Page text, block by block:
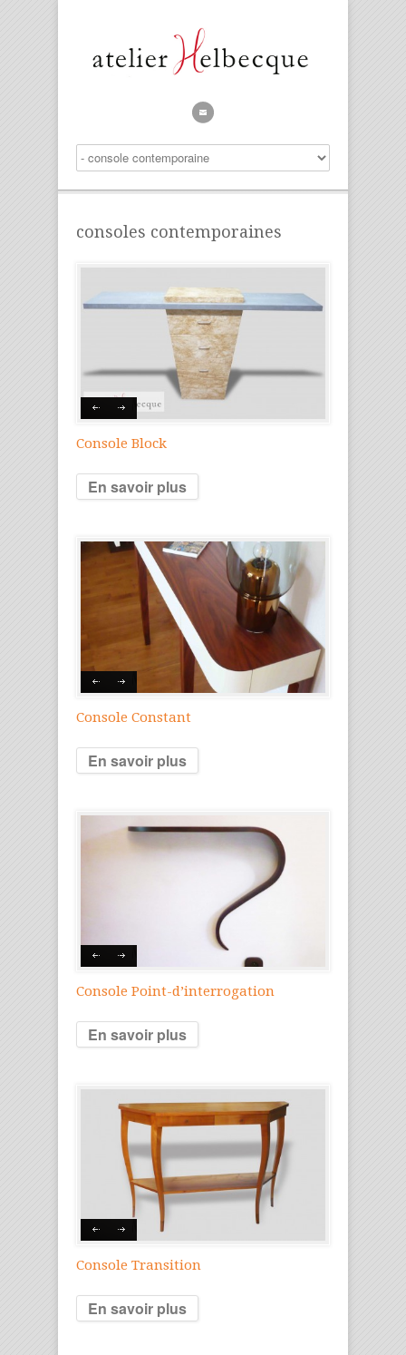
consoles contemporaines
Console Block
En savoir plus
Console Constant
En savoir plus
Console Point-d’interrogation
En savoir plus
Console Transition
En savoir plus